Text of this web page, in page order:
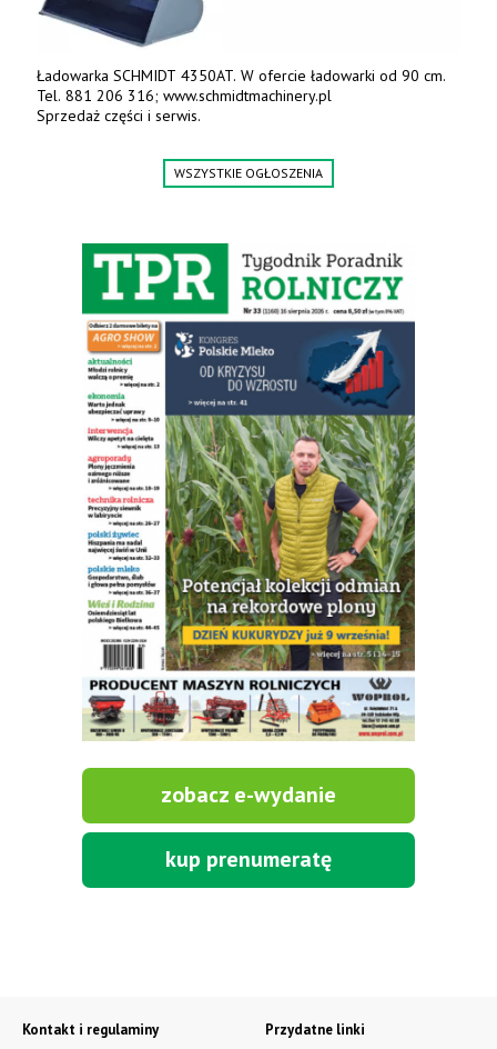
Ładowarka SCHMIDT 4350AT. W ofercie ładowarki od 90 cm.
Tel. 881 206 316; www.schmidtmachinery.pl
Sprzedaż części i serwis.
WSZYSTKIE OGŁOSZENIA
zobacz e-wydanie
kup prenumeratę
Kontakt i regulaminy
Przydatne linki